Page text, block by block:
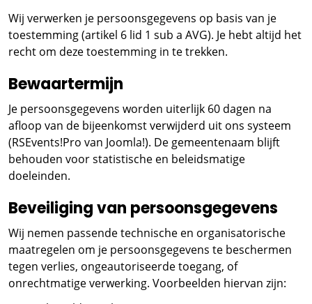
Wij verwerken je persoonsgegevens op basis van je
toestemming (artikel 6 lid 1 sub a AVG). Je hebt altijd het
recht om deze toestemming in te trekken.
Bewaartermijn
Je persoonsgegevens worden uiterlijk 60 dagen na
afloop van de bijeenkomst verwijderd uit ons systeem
(RSEvents!Pro van Joomla!). De gemeentenaam blijft
behouden voor statistische en beleidsmatige
doeleinden.
Beveiliging van persoonsgegevens
Wij nemen passende technische en organisatorische
maatregelen om je persoonsgegevens te beschermen
tegen verlies, ongeautoriseerde toegang, of
onrechtmatige verwerking. Voorbeelden hiervan zijn: